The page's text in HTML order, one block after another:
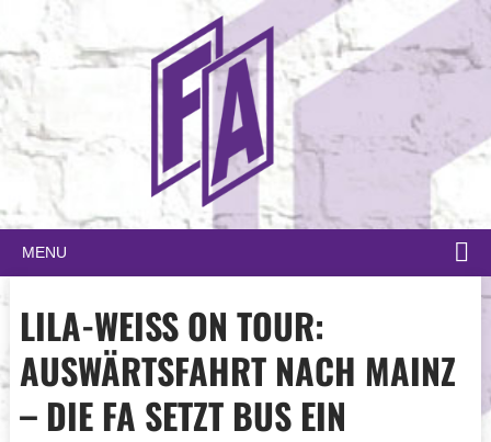
MENU
LILA-WEISS ON TOUR: A
USWÄRTSFAHRT NACH MAINZ –
DIE FA SETZT BUS EIN